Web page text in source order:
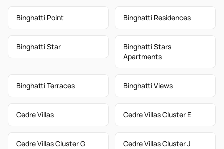
Binghatti Point Binghatti Residences
Binghatti Star
Binghatti Stars
Apartments
Binghatti Terraces Binghatti Views
Cedre Villas Cedre Villas Cluster E
Cedre Villas Cluster G Cedre Villas Cluster J